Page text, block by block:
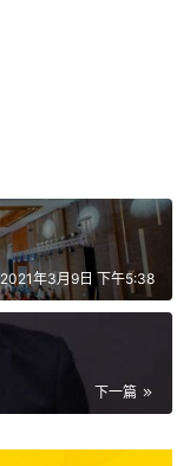
2021年3月9日 下午5:38
下一篇